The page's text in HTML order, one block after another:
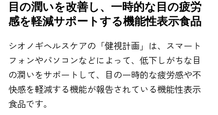
目の潤いを改善し、一時的な目の疲労
感を軽減サポートする機能性表示食品
シオノギヘルスケアの「健視計画」は、スマート
フォンやパソコンなどによって、低下しがちな目
の潤いをサポートして、目の一時的な疲労感や不
快感を軽減する機能が報告されている機能性表示
食品です。